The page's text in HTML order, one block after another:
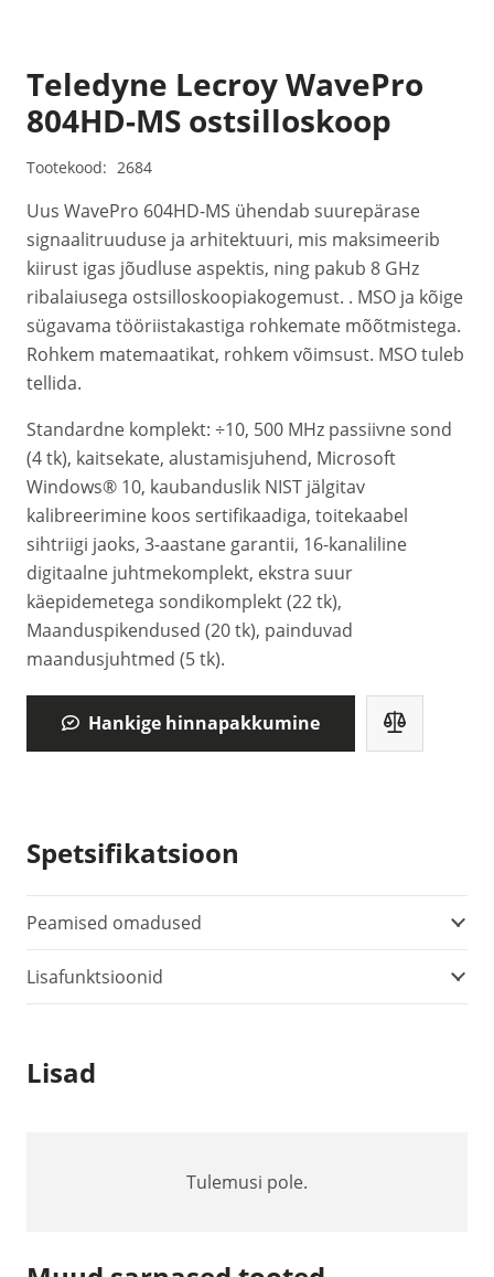
Teledyne Lecroy WavePro
804HD-MS ostsilloskoop
Tootekood: 2684
Uus WavePro 604HD-MS ühendab suurepärase
signaalitruuduse ja arhitektuuri, mis maksimeerib
kiirust igas jõudluse aspektis, ning pakub 8 GHz
ribalaiusega ostsilloskoopiakogemust. . MSO ja kõige
sügavama tööriistakastiga rohkemate mõõtmistega.
Rohkem matemaatikat, rohkem võimsust. MSO tuleb
tellida.
Standardne komplekt: ÷10, 500 MHz passiivne sond
(4 tk), kaitsekate, alustamisjuhend, Microsoft
Windows® 10, kaubanduslik NIST jälgitav
kalibreerimine koos sertifikaadiga, toitekaabel
sihtriigi jaoks, 3-aastane garantii, 16-kanaliline
digitaalne juhtmekomplekt, ekstra suur
käepidemetega sondikomplekt (22 tk),
Maanduspikendused (20 tk), painduvad
maandusjuhtmed (5 tk).
Hankige hinnapakkumine
Spetsifikatsioon
Peamised omadused
Lisafunktsioonid
Lisad
Tulemusi pole.